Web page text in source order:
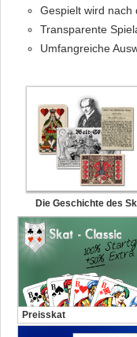
Gespielt wird nach
Transparente
Umfangreiche
Die Geschichte des
Preisskat